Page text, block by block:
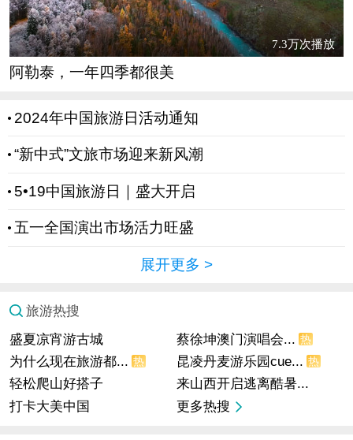
7.3万次播放
阿勒泰，一年四季都很美
2024年中国旅游日活动通知
“新中式”文旅市场迎来新风潮
5•19中国旅游日｜盛大开启
五一全国演出市场活力旺盛
展开更多 >
旅游热搜
盛夏凉宵游古城
为什么现在旅游都... 热
轻松爬山好搭子
打卡大美中国
蔡徐坤澳门演唱会... 热
昆凌丹麦游乐园cue... 热
来山西开启逃离酷暑...
更多热搜